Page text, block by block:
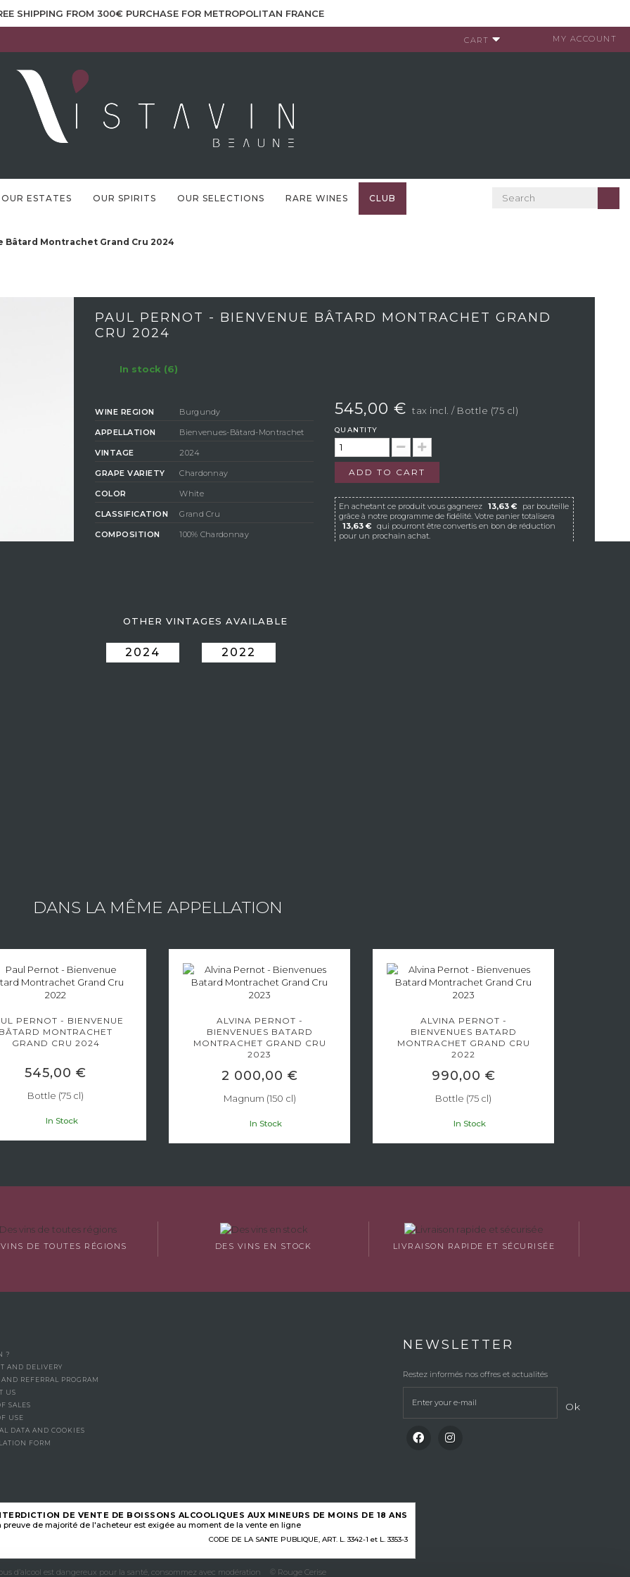
SHIPPING FROM 300€ PURCHASE FOR METROPOLITAN FRANCE
MY ACCOUNT
CART
OUR ESTATES OUR SPIRITS OUR SELECTIONS RARE WINES CLUB
Bâtard Montrachet Grand Cru 2024
PAUL PERNOT - BIENVENUE BÂTARD MONTRACHET GRAND
CRU 2024
In stock (6)
WINE REGION Burgundy
APPELLATION Bienvenues-Bâtard-Montrachet
VINTAGE 2024
GRAPE VARIETY Chardonnay
COLOR White
CLASSIFICATION Grand Cru
COMPOSITION
100% Chardonnay
545,00 € tax incl. / Bottle (75 cl)
QUANTITY
ADD TO CART
En achetant ce produit vous gagnerez 13,63 €
par bouteille
grâce à notre programme de fidélité. Votre panier totalisera
13,63 € qui pourront être convertis en bon de réduction
pour un prochain achat.
OTHER VINTAGES AVAILABLE
2024 2022
DANS LA MÊME APPELLATION
PERNOT - BIENVENUE
BÂTARD MONTRACHET
GRAND CRU 2024
545,00 €
Bottle (75 cl)
In Stock
ALVINA PERNOT -
BIENVENUES BATARD
MONTRACHET GRAND CRU
2023
2 000,00 €
Magnum (150 cl)
In Stock
ALVINA PERNOT -
BIENVENUES BATARD
MONTRACHET GRAND CRU
2022
990,00 €
Bottle (75 cl)
In Stock
DE TOUTES RÉGIONS DES VINS EN STOCK LIVRAISON RAPIDE ET SÉCURISÉE
?
AND DELIVERY
AND REFERRAL PROGRAM
US
SALES
USE
DATA AND COOKIES
FORM
NEWSLETTER
Restez informés nos offres et actualités
Ok
DE VENTE DE BOISSONS ALCOOLIQUES AUX MINEURS DE MOINS DE 18 ANS
preuve de majorité de l'acheteur est exigée au moment de la vente en ligne
CODE DE LA SANTE PUBLIQUE, ART. L. 3342-1 et L. 3353-3
d’alcool est dangereux pour la santé, consommez avec modération © Rouge Cerise